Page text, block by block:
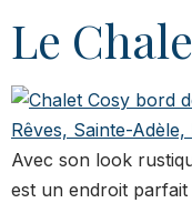
Le
Avec son look
est un endroit